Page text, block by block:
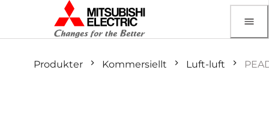
Produkter Kommersiellt Luft-luft